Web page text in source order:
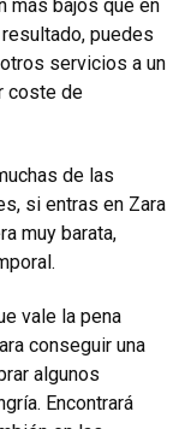
más bajos que en
puedes
servicios a un
coste de
de las
si entras en Zara
muy barata,
vale la pena
conseguir una
algunos
Encontrará